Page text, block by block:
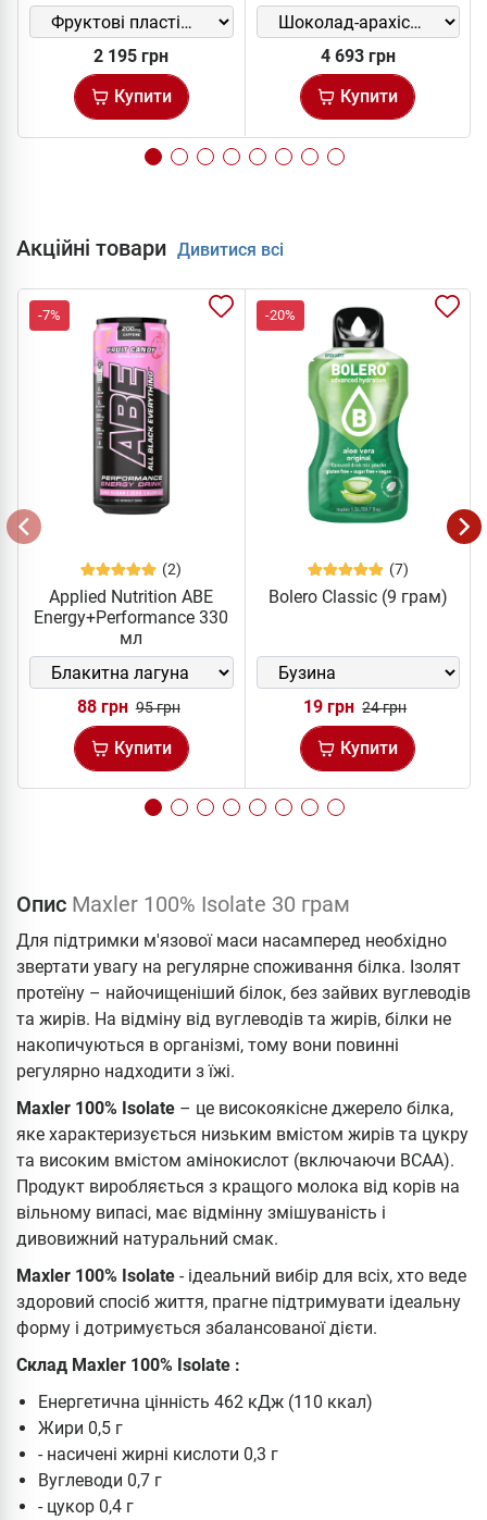
2 195 грн
Купити
4 693 грн
Купити
Акційні товари Дивитися всі
-7%
(2)
Applied Nutrition ABE
Energy+Performance 330
мл
88 грн 95 грн
Купити
-20%
(7)
Bolero Classic (9 грам)
19 грн 24 грн
Купити
Опис Maxler 100% Isolate 30 грам
Для підтримки м'язової маси насамперед необхідно
звертати увагу на регулярне споживання білка. Ізолят
протеїну – найочищеніший білок, без зайвих вуглеводів
та жирів. На відміну від вуглеводів та жирів, білки не
накопичуються в організмі, тому вони повинні
регулярно надходити з їжі.
Maxler 100% Isolate – це високоякісне джерело білка,
яке характеризується низьким вмістом жирів та цукру
та високим вмістом амінокислот (включаючи BCAA).
Продукт виробляється з кращого молока від корів на
вільному випасі, має відмінну змішуваність і
дивовижний натуральний смак.
Maxler 100% Isolate - ідеальний вибір для всіх, хто веде
здоровий спосіб життя, прагне підтримувати ідеальну
форму і дотримується збалансованої дієти.
Склад Maxler 100% Isolate :
Енергетична цінність 462 кДж (110 ккал)
Жири 0,5 г
- насичені жирні кислоти 0,3 г
Вуглеводи 0,7 г
- цукор 0,4 г